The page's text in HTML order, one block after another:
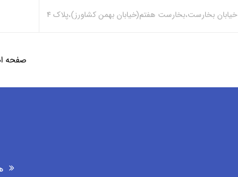
خیابان بخارست،بخارست هفتم(خیابان بهمن کشاورز)،پلاک 4
صفحه